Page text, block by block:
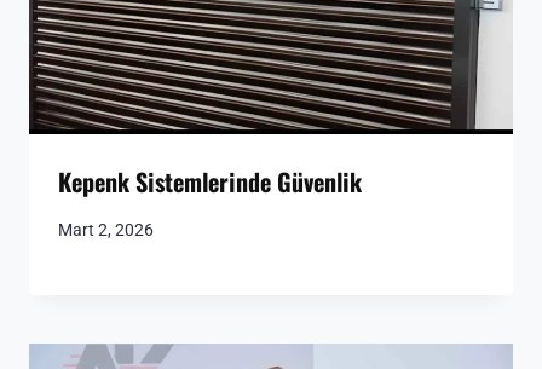
Kepenk Sistemlerinde Güvenlik
Mart 2, 2026